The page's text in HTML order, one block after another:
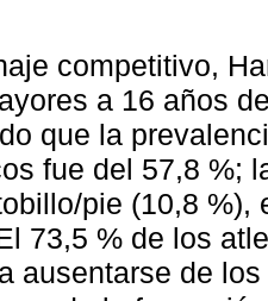
competitivo,
a 16 años
que la
fue del 57,8 %;
pie (10,8
73,5 % de los
ausentarse de